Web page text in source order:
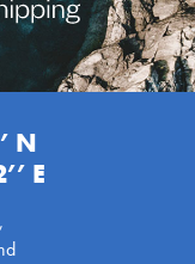
N
E